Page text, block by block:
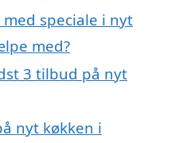
speciale i nyt
med?
3 tilbud på nyt
nyt køkken i